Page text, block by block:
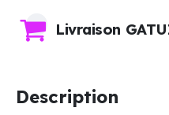
Livraison
Description